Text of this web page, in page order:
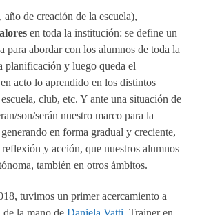
año de creación de la escuela),
en toda la institución: se define un
para abordar con los alumnos de toda la
planificación y luego queda el
acto lo aprendido en los distintos
club, etc. Y ante una situación de
son/serán nuestro marco para la
en forma gradual y creciente,
y acción, que nuestros alumnos
también en otros ámbitos.
tuvimos un primer acercamiento a
la mano de Daniela Vatti, Trainer en